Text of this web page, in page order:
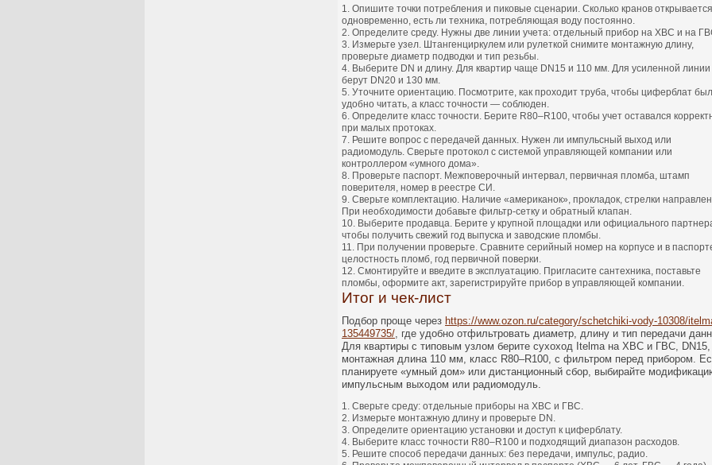
Опишите точки потребления и пиковые сценарии. Сколько кранов открывается
одновременно, есть ли техника, потребляющая воду постоянно.
Определите среду. Нужны две линии учета: отдельный прибор на ХВС и на
Измерьте узел. Штангенциркулем или рулеткой снимите монтажную длину,
проверьте диаметр подводки и тип резьбы.
Выберите DN и длину. Для квартир чаще DN15 и 110 мм. Для усиленной линии
берут DN20 и 130 мм.
Уточните ориентацию. Посмотрите, как проходит труба, чтобы циферблат
удобно читать, а класс точности — соблюден.
Определите класс точности. Берите R80–R100, чтобы учет оставался
при малых протоках.
Решите вопрос с передачей данных. Нужен ли импульсный выход или
радиомодуль. Сверьте протокол с системой управляющей компании или
контроллером «умного дома».
Проверьте паспорт. Межповерочный интервал, первичная пломба, штамп
поверителя, номер в реестре СИ.
Сверьте комплектацию. Наличие «американок», прокладок, стрелки
При необходимости добавьте фильтр‑сетку и обратный клапан.
Выберите продавца. Берите у крупной площадки или официального
чтобы получить свежий год выпуска и заводские пломбы.
При получении проверьте. Сравните серийный номер на корпусе и в
целостность пломб, год первичной поверки.
Смонтируйте и введите в эксплуатацию. Пригласите сантехника, поставьте
пломбы, оформите акт, зарегистрируйте прибор в управляющей компании.
Итог и чек-лист
Подбор проще через https://www.ozon.ru/category/schetchiki-vody-10308/
135449735/, где удобно отфильтровать диаметр, длину и тип передачи
Для квартиры с типовым узлом берите сухоход Itelma на ХВС и ГВС, DN15,
монтажная длина 110 мм, класс R80–R100, с фильтром перед прибором.
планируете «умный дом» или дистанционный сбор, выбирайте
импульсным выходом или радиомодуль.
Сверьте среду: отдельные приборы на ХВС и ГВС.
Измерьте монтажную длину и проверьте DN.
Определите ориентацию установки и доступ к циферблату.
Выберите класс точности R80–R100 и подходящий диапазон расходов.
Решите способ передачи данных: без передачи, импульс, радио.